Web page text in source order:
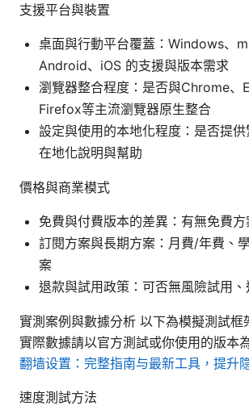
支援平台與裝置
桌面與行動平台覆蓋：Windows、
Android、iOS 的支援與版本需求
瀏覽器整合程度：是否與Chrome、
Firefox等主流瀏覽器原生整合
設定與使用的本地化程度：是否提供
在地化說明與幫助
價格與商業模式
免費與付費版本的差異：有無免費
訂閱方案與長期方案：月費/年費、
案
退款與試用政策：可否無風險試用、
實測案例與數據分析 以下為模擬測試框
實際數據請以官方測試或你使用的版本
翻墙设置：完整指南与最新工具，提升
速度測試方法